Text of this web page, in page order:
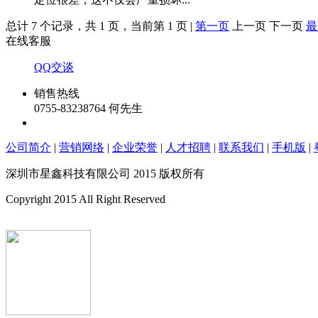
总计 7 个记录，共 1 页，当前第 1 页 | 第一页 上一页 下一页
在线客服
QQ交谈
销售热线
0755-83238764 何先生
公司简介 | 营销网络 | 企业荣誉 | 人才招聘 | 联系我们 | 手机版 |
深圳市星鑫科技有限公司 2015 版权所有
Copyright 2015 All Right Reserved